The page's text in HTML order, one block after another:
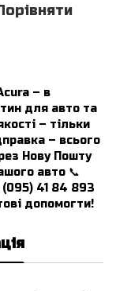
– в
для авто та
– тільки
– всього
Нову Пошту
авто 📞
41 84 893
допомогти!